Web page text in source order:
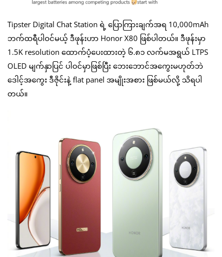
Tipster Digital Chat Station ရဲ့ ပြောကြားချက်အရ 10,000mAh
ဘက်ထရီပါဝင်မယ့် ဒီဖုန်းဟာ Honor X80 ဖြစ်ပါတယ်။ ဒီဖုန်းမှာ
1.5K resolution ထောက်ပံ့ပေးထားတဲ့ ၆.၈၁ လက်မအရွယ် LTPS
OLED မျက်နှာပြင် ပါဝင်မှာဖြစ်ပြီး ဘေးဘောင်အကွေးမဟုတ်ဘဲ
ဒေါင့်အကွေး ဒီဇိုင်းနဲ့ flat panel အမျိုးအစား ဖြစ်မယ်လို့ သိရပါ
တယ်။